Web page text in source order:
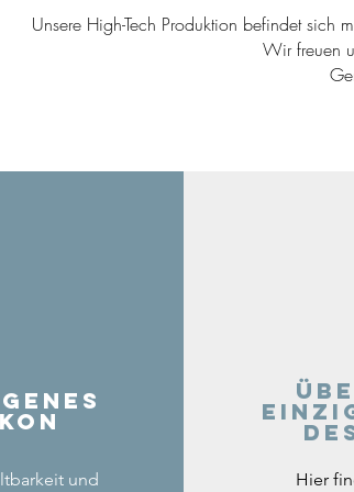
Unsere High-Tech Produktion befindet sich
Wir freuen
und Hier